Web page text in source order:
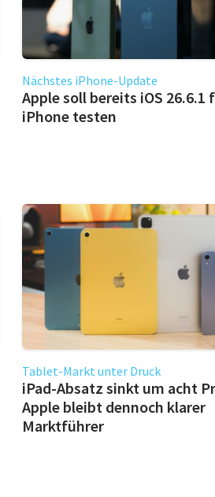
Nächstes iPhone-Update
Apple soll bereits iOS 26.6.1
iPhone testen
Tablet-Markt unter Druck
iPad-Absatz sinkt um acht
Apple bleibt dennoch klarer
Marktführer